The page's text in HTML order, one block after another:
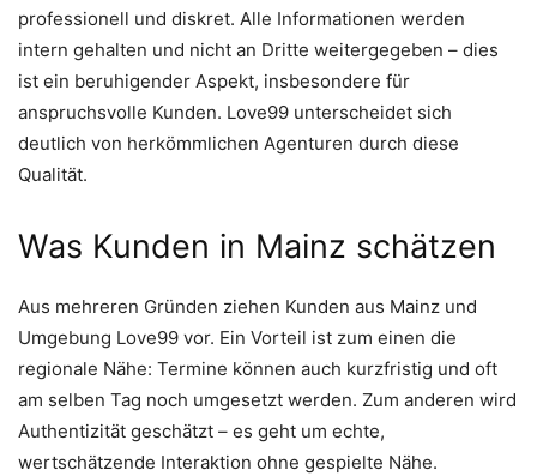
professionell und diskret. Alle Informationen werden
intern gehalten und nicht an Dritte weitergegeben – dies
ist ein beruhigender Aspekt, insbesondere für
anspruchsvolle Kunden. Love99 unterscheidet sich
deutlich von herkömmlichen Agenturen durch diese
Qualität.
Was Kunden in Mainz schätzen
Aus mehreren Gründen ziehen Kunden aus Mainz und
Umgebung Love99 vor. Ein Vorteil ist zum einen die
regionale Nähe: Termine können auch kurzfristig und oft
am selben Tag noch umgesetzt werden. Zum anderen wird
Authentizität geschätzt – es geht um echte,
wertschätzende Interaktion ohne gespielte Nähe.